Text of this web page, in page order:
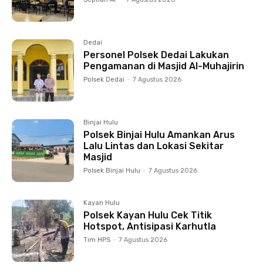
Dedai
Personel Polsek Dedai Lakukan
Pengamanan di Masjid Al-Muhajirin
Polsek Dedai - 7 Agustus 2026
Binjai Hulu
Polsek Binjai Hulu Amankan Arus
Lalu Lintas dan Lokasi Sekitar
Masjid
Polsek Binjai Hulu - 7 Agustus 2026
Kayan Hulu
Polsek Kayan Hulu Cek Titik
Hotspot, Antisipasi Karhutla
Tim HPS - 7 Agustus 2026